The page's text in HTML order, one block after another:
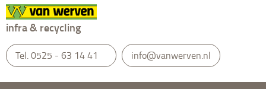
infra & recycling
Tel.0525 - 63 14 41 info@vanwerven.nl